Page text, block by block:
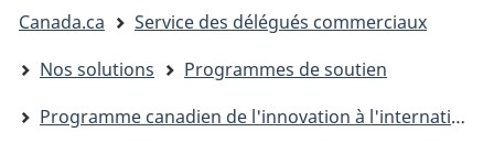
You
are
here:
Canada.ca
Service des délégués commerciaux
Nos solutions
Programmes de soutien
Programme canadien de l'innovation à l'international